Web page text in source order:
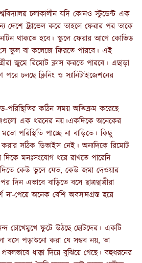
চলাকালীন যদি কোনও স্টুডেন্ট এক
দেশে ট্র্যাভেল করে তাহলে ফেরার পর তাকে
থাকতে হবে। স্কুলে ফেরার আগে কোভিড
স্কুল বা কলেজে ফিরতে পারবে। এই
জুমে রিমোট ক্লাস করতে পারবে। এছাড়া
চলছে ক্লিনিং ও স্যানিটাইজেশনের
কঠিন সময় অতিক্রম করেছে
এক ধরনের নয়।একদিকে অনেকের
পরিস্থিতি পাচ্ছে না বাড়িতে। কিছু
সঠিক ডিভাইস নেই। অন্যদিকে রিমোট
দিকে মনঃসংযোগ ধরে রাখতে পারেনি
দিতে কেউ ভুলে যেত, কেউ জমা দেওয়ার
দিন এভাবে বাড়িতে বসে ছাত্রছাত্রীরা
না-পেয়ে অনেক বেশি অবসাদগ্রস্ত হয়ে
চোখেমুখে ফুটে উঠছে ছোটদের। একটি
বসে পড়াশুনো করা যে সম্ভব নয়, তা
ধাক্কা দিয়ে বুঝিয়ে গেছে। বহুধরনের